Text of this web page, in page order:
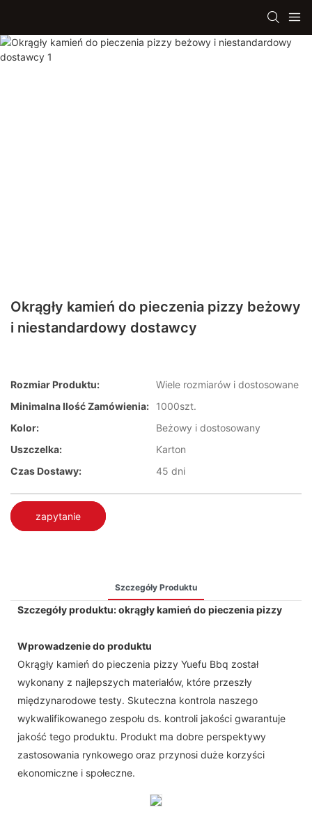
Okrągły kamień do pieczenia pizzy beżowy
i niestandardowy dostawcy
Rozmiar Produktu:
Wiele rozmiarów i dostosowane
Minimalna Ilość Zamówienia:
1000szt.
Kolor:
Beżowy i dostosowany
Uszczelka:
Karton
Czas Dostawy:
45 dni
zapytanie
Szczegóły Produktu
Szczegóły produktu: okrągły kamień do pieczenia pizzy
Wprowadzenie do produktu
Okrągły kamień do pieczenia pizzy Yuefu Bbq został
wykonany z najlepszych materiałów, które przeszły
międzynarodowe testy. Skuteczna kontrola naszego
wykwalifikowanego zespołu ds. kontroli jakości gwarantuje
jakość tego produktu. Produkt ma dobre perspektywy
zastosowania rynkowego oraz przynosi duże korzyści
ekonomiczne i społeczne.